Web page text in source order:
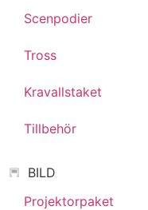
Scenpodier
Tross
Kravallstaket
Tillbehör
BILD
Projektorpaket